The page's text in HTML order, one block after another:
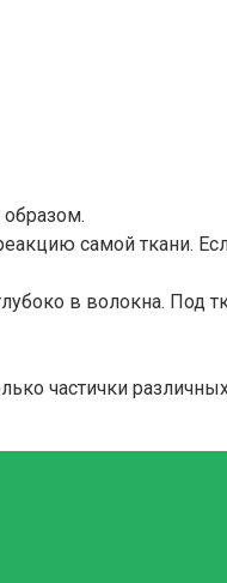
самой ткани.
в волокна. Под
частички